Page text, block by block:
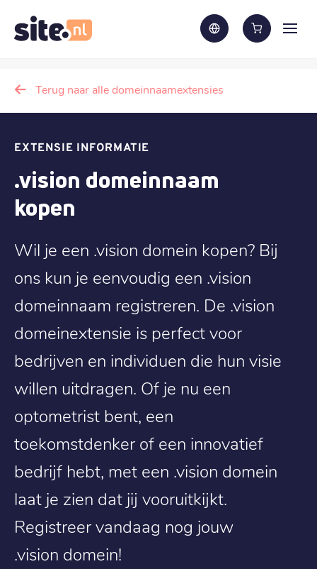
Terug naar alle domeinnaamextensies
EXTENSIE INFORMATIE
.vision domeinnaam
kopen
Wil je een .vision domein kopen? Bij
ons kun je eenvoudig een .vision
domeinnaam registreren. De .vision
domeinextensie is perfect voor
bedrijven en individuen die hun visie
willen uitdragen. Of je nu een
optometrist bent, een
toekomstdenker of een innovatief
bedrijf hebt, met een .vision domein
laat je zien dat jij vooruitkijkt.
Registreer vandaag nog jouw
.vision domein!